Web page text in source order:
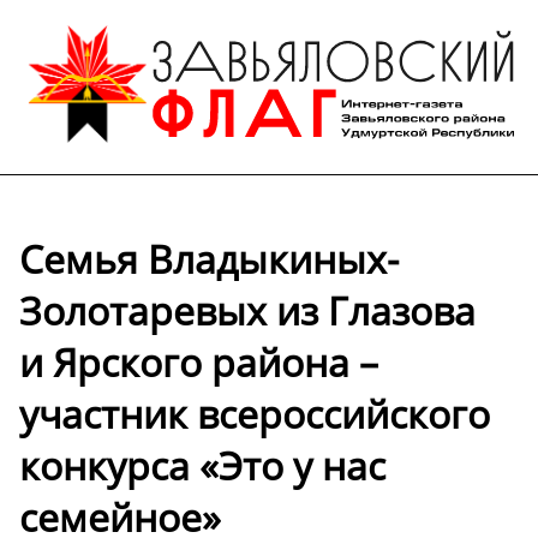
Семья Владыкиных-
Золотаревых из Глазова
и Ярского района –
участник всероссийского
конкурса «Это у нас
семейное»